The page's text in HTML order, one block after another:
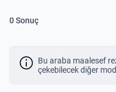
0 Sonuç
Bu araba maalesef
çekebilecek diğer